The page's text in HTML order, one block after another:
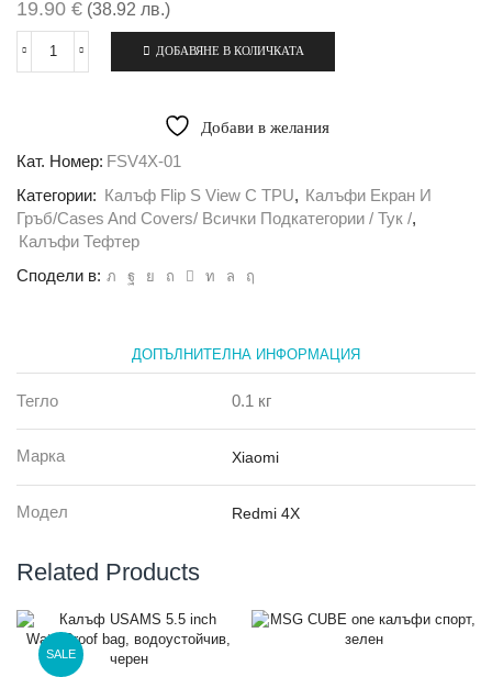
19.90 € (38.92 лв.)
количество
View
TPU
за
Xiaomi
4X,
ДОБАВЯНЕ В КОЛИЧКАТА
Добави в желания
Кат. Номер: FSV4X-01
Категории:
Калъф Flip S View С TPU, Калъфи Екран И
Гръб/Cases And Covers/ Всички Подкатегории / Тук /,
Калъфи Тефтер
Сподели в:
ДОПЪЛНИТЕЛНА ИНФОРМАЦИЯ
Тегло 0.1 кг
Марка Xiaomi
Модел Redmi 4X
Related Products
SALE